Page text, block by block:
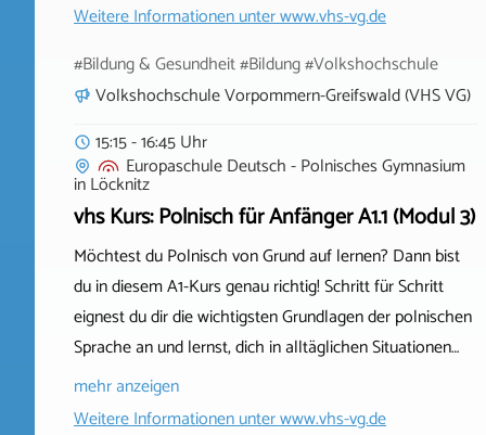
Weitere Informationen unterwww.vhs-vg.de
#Bildung & Gesundheit #Bildung #Volkshochschule
Volkshochschule Vorpommern-Greifswald (VHS VG)
15:15 - 16:45 Uhr
Europaschule Deutsch - Polnisches Gymnasium
inLöcknitz
vhs Kurs: Polnisch für Anfänger A1.1 (Modul 3)
Möchtest du Polnisch von Grund auf lernen? Dann bist
du in diesem A1-Kurs genau richtig! Schritt für Schritt
eignest du dir die wichtigsten Grundlagen der polnischen
Sprache an und lernst, dich in alltäglichen Situationen…
mehr anzeigen
Weitere Informationen unterwww.vhs-vg.de